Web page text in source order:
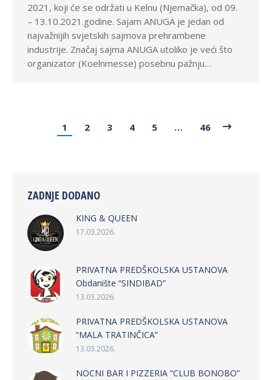
2021, koji će se održati u Kelnu (Njemačka), od 09.
– 13.10.2021.godine. Sajam ANUGA je jedan od
najvažnijih svjetskih sajmova prehrambene
industrije. Značaj sajma ANUGA utoliko je veći što
organizator (Koelnmesse) posebnu pažnju…
1 2 3 4 5 … 46
ZADNJE DODANO
KING & QUEEN
17.03.2026.
PRIVATNA PREDŠKOLSKA USTANOVA
Obdanište “SINDIBAD”
13.03.2026.
PRIVATNA PREDŠKOLSKA USTANOVA
“MALA TRATINČICA”
13.03.2026.
NOCNI BAR I PIZZERIA “CLUB BONOBO”